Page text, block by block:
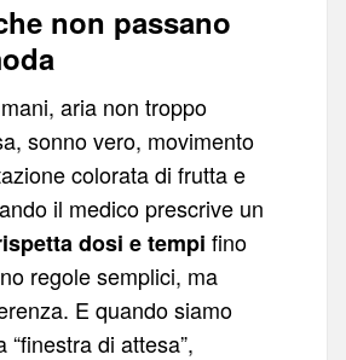
non passano
aria non troppo
sonno vero, movimento
colorata di frutta e
il medico prescrive un
dosi e tempi fino
regole semplici, ma
E quando siamo
“finestra di attesa”,